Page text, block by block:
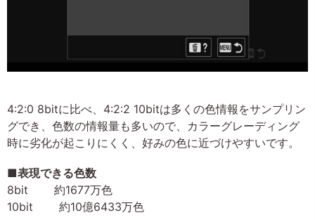
4:2:0 8bitに比べ、4:2:2 10bitは多くの色情報をサンプリン
グでき、色数の情報量も多いので、カラーグレーディング
時に劣化が起こりにくく、好みの色に近づけやすいです。
■表現できる色数
8bit 約1677万色
10bit 約10億6433万色